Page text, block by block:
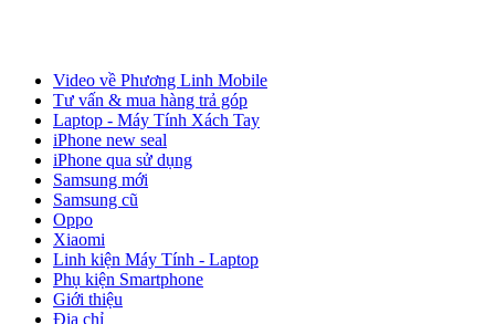
Video về Phương Linh Mobile
Tư vấn & mua hàng trả góp
Laptop - Máy Tính Xách Tay
iPhone new seal
iPhone qua sử dụng
Samsung mới
Samsung cũ
Oppo
Xiaomi
Linh kiện Máy Tính - Laptop
Phụ kiện Smartphone
Giới thiệu
Địa chỉ